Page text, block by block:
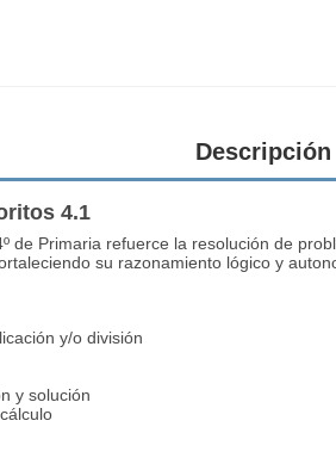
Descripción
4.1
de Primaria refuerce la resolución de
su razonamiento lógico y
y/o división
y solución